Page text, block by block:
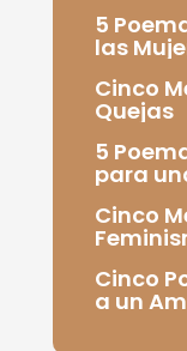
5
las
Cinco
Quejas
5
para
Cinco
Cinco
a un